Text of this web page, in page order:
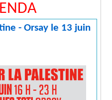
- Orsay le 13 juin